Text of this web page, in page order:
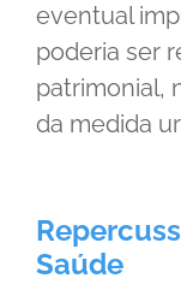
eventual
poderia ser
patrimonial,
da medida
Saúde